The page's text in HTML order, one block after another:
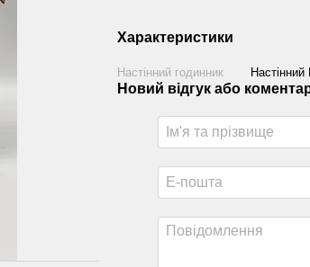
Характеристики
Настінний годинник Настінний
Новий відгук або